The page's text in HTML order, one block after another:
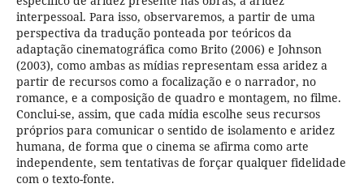
interpessoal. Para isso, observaremos, a partir de uma
perspectiva da tradução ponteada por teóricos da
adaptação cinematográfica como Brito (2006) e Johnson
(2003), como ambas as mídias representam essa aridez a
partir de recursos como a focalização e o narrador, no
romance, e a composição de quadro e montagem, no filme.
Conclui-se, assim, que cada mídia escolhe seus recursos
próprios para comunicar o sentido de isolamento e aridez
humana, de forma que o cinema se afirma como arte
independente, sem tentativas de forçar qualquer fidelidade
com o texto-fonte.